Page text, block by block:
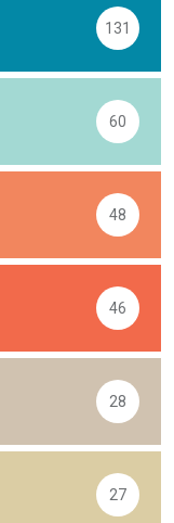
131
60
48
46
28
27